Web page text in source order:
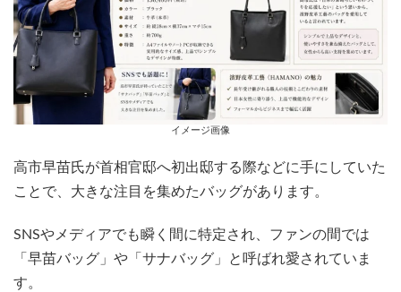
イメージ画像
高市早苗氏が首相官邸へ初出邸する際などに手にしていた
ことで、大きな注目を集めたバッグがあります。
SNSやメディアでも瞬く間に特定され、ファンの間では
「早苗バッグ」や「サナバッグ」と呼ばれ愛されていま
す。